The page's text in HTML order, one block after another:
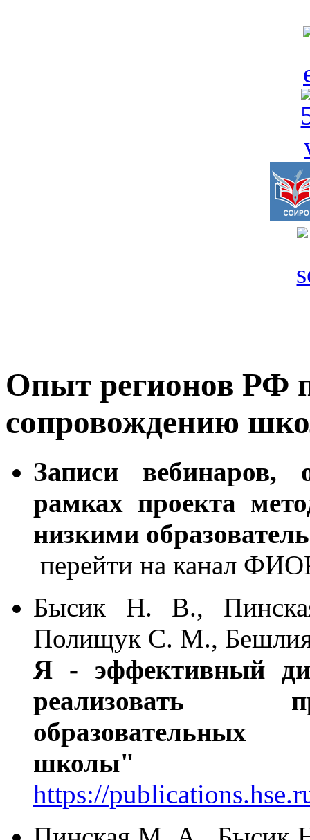
Опыт регионов РФ
сопровождению
Записи
рамках проекта
низкими
перейти на канал
Бысик Н. В.,
Полищук С. М.,
Я - эффективный
реализовать
школы"
https://